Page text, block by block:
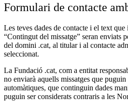
Formulari de contacte
Les teves dades de contacte i el text
“Contingut del missatge” seran enviats
del domini .cat, al titular i al contacte
seleccionat.
La Fundació .cat, com a entitat
no enviarà aquells missatges que
automàtiques, que continguin dades
puguin ser considerats contraris a les